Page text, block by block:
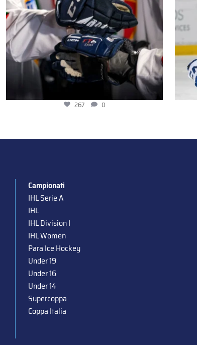
267 0
Campionati
IHL Serie A
IHL
IHL Division I
IHL Women
Para Ice Hockey
Under 19
Under 16
Under 14
Supercoppa
Coppa Italia